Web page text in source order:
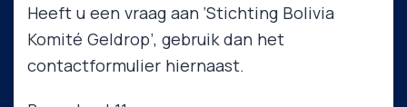
Heeft u een vraag aan ‘Stichting Bolivia
Komité Geldrop’, gebruik dan het
contactformulier hiernaast.